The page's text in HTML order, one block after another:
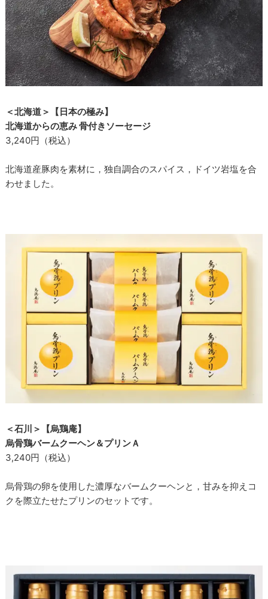
＜北海道＞【日本の極み】
北海道からの恵み 骨付きソーセージ
3,240円（税込）
北海道産豚肉を素材に，独自調合のスパイス，ドイツ岩塩を合
わせました。
＜石川＞【烏鶏庵】
烏骨鶏バームクーヘン＆プリンＡ
3,240円（税込）
烏骨鶏の卵を使用した濃厚なバームクーヘンと，甘みを抑えコ
クを際立たせたプリンのセットです。